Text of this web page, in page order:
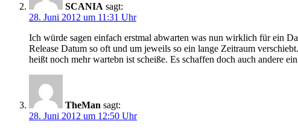
SCANIA sagt:
28. Juni 2012 um 11:31 Uhr
Ich würde sagen einfach erstmal abwarten was nun wirklich für ein
Release Datum so oft und um jeweils so ein lange Zeitraum
heißt noch mehr wartebn ist scheiße. Es schaffen doch auch andere
TheMan sagt:
28. Juni 2012 um 12:50 Uhr